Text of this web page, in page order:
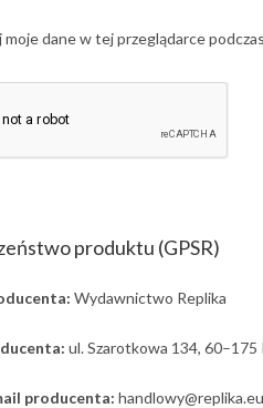
moje dane w tej przeglądarce
produktu (GPSR)
Wydawnictwo Replika
ul. Szarotkowa 134, 60–175
producenta: handlowy@replika.eu